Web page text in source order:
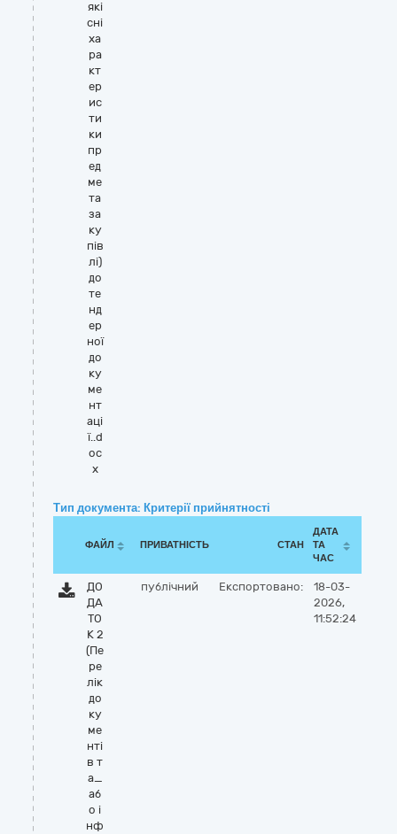
які
сні
ха
ра
кт
ер
ис
ти
ки
пр
ед
ме
та
за
ку
пів
лі)
до
те
нд
ер
ної
до
ку
ме
нт
аці
ї..d
oc
x
Тип документа: Критерії прийнятності
ФАЙЛ ПРИВАТНІСТЬ СТАН
ДАТА
ТА
ЧАС
ДО
ДА
ТО
К 2
(Пе
ре
лік
до
ку
ме
нті
в т
а_
аб
о і
нф
публічний Експортовано:
18-03-
2026,
11:52:24